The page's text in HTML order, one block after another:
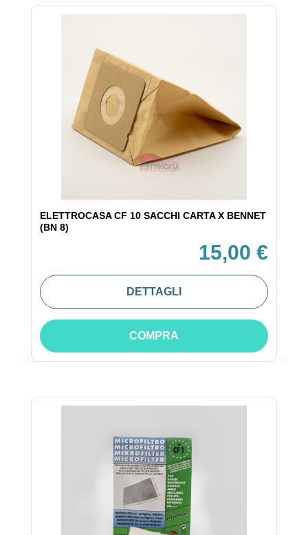
ELETTROCASA CF 10 SACCHI CARTA X BENNET
(BN 8)
15,00 €
DETTAGLI
COMPRA